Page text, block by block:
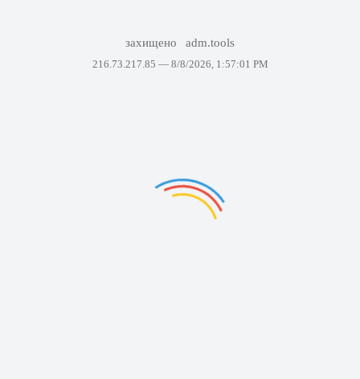
захищено adm.tools
216.73.217.85 — 8/8/2026, 1:57:01 PM